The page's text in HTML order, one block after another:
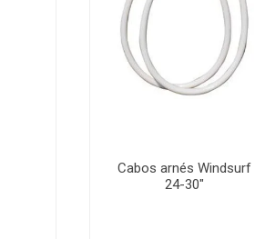
Cabos arnés Windsurf
24-30"